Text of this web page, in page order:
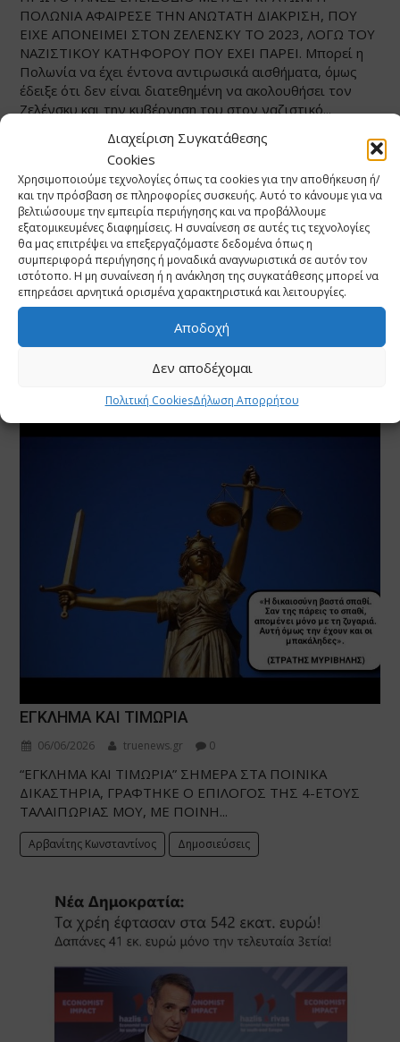
Διαχείριση Συγκατάθεσης
Cookies
Χρησιμοποιούμε τεχνολογίες όπως τα cookies για την αποθήκευση ή/
και την πρόσβαση σε πληροφορίες συσκευής. Αυτό το κάνουμε για να
βελτιώσουμε την εμπειρία περιήγησης και να προβάλλουμε
εξατομικευμένες διαφημίσεις. Η συναίνεση σε αυτές τις τεχνολογίες
θα μας επιτρέψει να επεξεργαζόμαστε δεδομένα όπως η
συμπεριφορά περιήγησης ή μοναδικά αναγνωριστικά σε αυτόν τον
ιστότοπο. Η μη συναίνεση ή η ανάκληση της συγκατάθεσης μπορεί να
επηρεάσει αρνητικά ορισμένα χαρακτηριστικά και λειτουργίες.
Αποδοχή
Δεν αποδέχομαι
Πολιτική CookiesΔήλωση Απορρήτου
ΠΟΛΩΝΙΑ ΑΦΑΙΡΕΣΕ ΤΗΝ ΑΝΩΤΑΤΗ ΔΙΑΚΡΙΣΗ, ΠΟΥ
ΕΙΧΕ ΑΠΟΝΕΙΜΕΙ ΣΤΟΝ ΖΕΛΕΝΣΚΥ ΤΟ 2023, ΛΟΓΩ ΤΟΥ
ΝΑΖΙΣΤΙΚΟΥ ΚΑΤΗΦΟΡΟΥ ΠΟΥ ΕΧΕΙ ΠΑΡΕΙ. Μπορεί η
Πολωνία να έχει έντονα αντιρωσικά αισθήματα, όμως
έδειξε ότι δεν είναι διατεθημένη να ακολουθήσει τον
Ζελένσκυ και την κυβέρνηση του στον ναζιστικό...
Αρβανίτης Κωνσταντίνος Δημοσιεύσεις
ΥΠΟΨΗΦΙΟΤΗΤΑ ΚΩΝ. ΑΡΒΑΝΙΤΗ ΓΙΑ Δ.Σ ΤΟΥ
Ι.Σ.Α
13/06/2026 truenews.gr 0
ΓΙΑ ΝΑ ΑΛΛΑΞΕΙ ΚΑΤΙ ΣΤΟΝ ΙΑΤΡΙΚΟ ΣΥΛΛΟΓΟ ΑΘΗΝΩΝ
ΑΠΟΦΑΣΙΣΑ ΝΑ ….”ΕΚΤΕΘΩ“, ΣΤΟ ΨΗΦΟΔΕΛΤΙΟ ΤΩΝ
ΕΛΕΥΘΕΡΑ ΣΚΕΠΤΟΜΕΝΩΝ...
Αρβανίτης Κωνσταντίνος Δημοσιεύσεις
ΕΓΚΛΗΜΑ ΚΑΙ ΤΙΜΩΡΙΑ
06/06/2026 truenews.gr 0
“ΕΓΚΛΗΜΑ ΚΑΙ ΤΙΜΩΡΙΑ” ΣΗΜΕΡΑ ΣΤΑ ΠΟΙΝΙΚΑ
ΔΙΚΑΣΤΗΡΙΑ, ΓΡΑΦΤΗΚΕ Ο ΕΠΙΛΟΓΟΣ ΤΗΣ 4-ΕΤΟΥΣ
ΤΑΛΑΙΠΩΡΙΑΣ ΜΟΥ, ΜΕ ΠΟΙΝΗ...
Αρβανίτης Κωνσταντίνος Δημοσιεύσεις